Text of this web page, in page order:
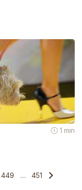
1 min
449 … 451